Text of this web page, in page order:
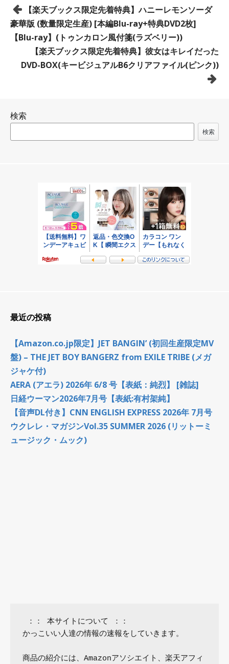
投
稿
ナ
ゲ
ン
【楽天ブックス限定先着特典】ハニーレモンソーダ
豪華版 (数量限定生産) [本編Blu-ray+特典DVD2枚]
【Blu-ray】(トゥンカロン風付箋(ラズベリー))
【楽天ブックス限定先着特典】彼女はキレイだった
DVD-BOX(キービジュアルB6クリアファイル(ピンク))
検索
検索
最近の投稿
【Amazon.co.jp限定】JET BANGIN’ (初回生産限定MV
盤) – THE JET BOY BANGERZ from EXILE TRIBE (メガ
ジャケ付)
AERA (アエラ) 2026年 6/8 号【表紙：純烈】 [雑誌]
日経ウーマン2026年7月号【表紙:有村架純】
【音声DL付き】CNN ENGLISH EXPRESS 2026年 7月号
ウクレレ・マガジンVol.35 SUMMER 2026 (リットーミ
ュージック・ムック)
かっこいい人達の情報の速報をしていきます。
商品の紹介には、Amazonアソシエイト、楽天アフィ